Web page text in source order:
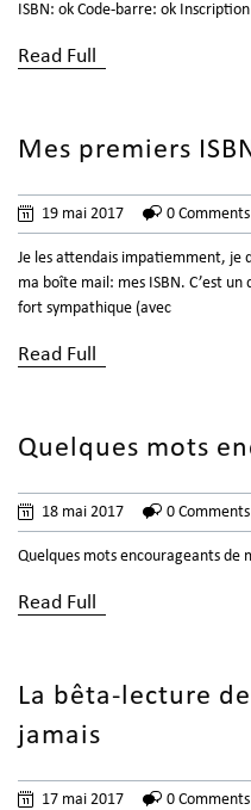
ISBN: ok Code-barre: ok
Read Full
Mes premiers
19 mai 2017 0 Comments
Je les attendais impatiemment, je
ma boîte mail: mes ISBN. C’est
fort sympathique (avec
Read Full
Quelques mots
18 mai 2017 0 Comments
Quelques mots encourageants de
Read Full
La bêta-lecture
jamais
17 mai 2017 0 Comments